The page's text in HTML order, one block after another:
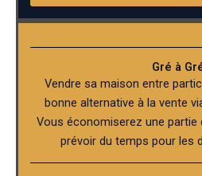
Gré à
Vendre sa maison entre
bonne alternative à la vente
Vous économiserez une
prévoir du temps pour les